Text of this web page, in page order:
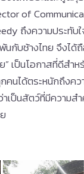
of
ถึงความประทับ
กับช้างไทย จึงได้ถื
” เป็นโอกาสที่ดีสำ
คนได้ตระหนักถึงค
าเป็นสัตว์ที่มีความ